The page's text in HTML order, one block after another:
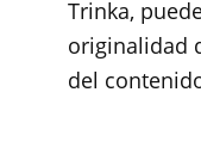
Trinka,
originalidad
del